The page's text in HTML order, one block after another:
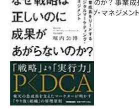
マーケティング・マネジメン
8月7日 10:00